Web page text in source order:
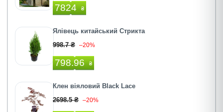
7824 ₴
Ялівець китайський Стрикта
998.7 ₴ –20%
798.96 ₴
Клен віяловий Black Lace
2698.5 ₴ –20%